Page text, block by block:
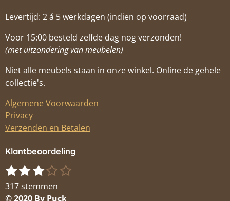
Levertijd: 2 á 5 werkdagen (indien op voorraad)
Voor 15:00 besteld zelfde dag nog verzonden!
(met uitzondering van meubelen)
Niet alle meubels staan in onze winkel. Online de gehele
collectie's.
Algemene Voorwaarden
Privacy
Verzenden en Betalen
Klantbeoordeling
R
a
t
1
s
t
2
s
t
3
s
t
4
s
t
5
t
S
317 stemmen
© 2020 By Puck